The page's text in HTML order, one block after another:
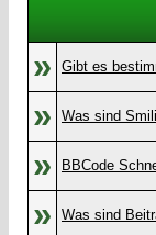
» Gibt es
» Was sind
» BBCode
» Was sind